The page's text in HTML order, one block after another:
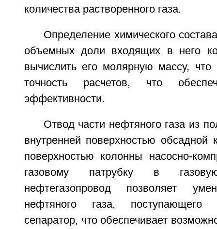
количества растворенного газа.
Определение химического
объемных доли входящих в него
вычислить его молярную массу, что
точность расчетов, что
эффективности.
Отвод части нефтяного газа из
внутренней поверхностью
поверхностью колонны насосно-
газовому патрубку в
нефтегазопровод позволяет
нефтяного газа, поступающего
сепаратор, что обеспечивает